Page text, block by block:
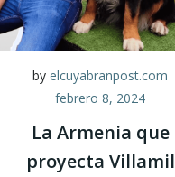
by elcuyabranpost.com
febrero 8, 2024
La Armenia que
proyecta Villamil